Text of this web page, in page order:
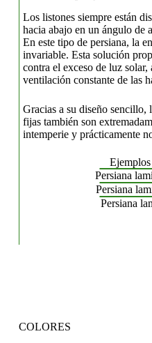
Los listones siempre están
hacia abajo en un ángulo de
En este tipo de persiana, la
invariable. Esta solución
contra el exceso de luz
ventilación constante de las
Gracias a su diseño sencillo,
fijas también son
intemperie y prácticamente
Ejemplos
Persiana
Persiana
Persiana
COLORES